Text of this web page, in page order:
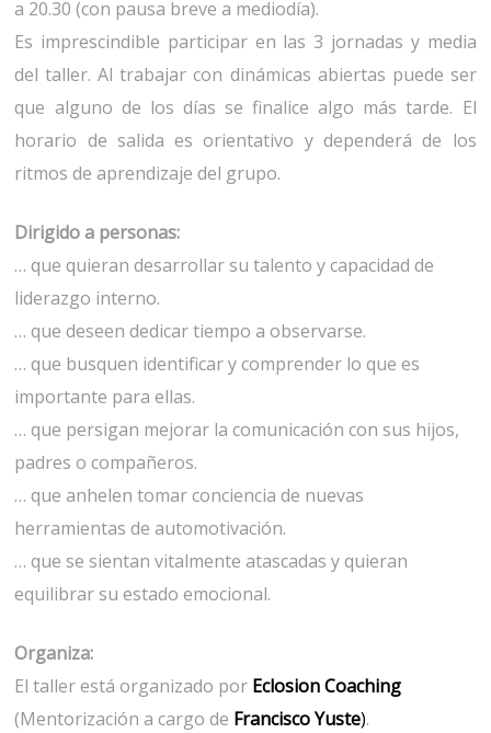
a 20.30 (con pausa breve a mediodía).
Es imprescindible participar en las 3 jornadas y media
del taller. Al trabajar con dinámicas abiertas puede ser
que alguno de los días se finalice algo más tarde. El
horario de salida es orientativo y dependerá de los
ritmos de aprendizaje del grupo.
Dirigido a personas:
… que quieran desarrollar su talento y capacidad de
liderazgo interno.
… que deseen dedicar tiempo a observarse.
… que busquen identificar y comprender lo que es
importante para ellas.
… que persigan mejorar la comunicación con sus hijos,
padres o compañeros.
… que anhelen tomar conciencia de nuevas
herramientas de automotivación.
… que se sientan vitalmente atascadas y quieran
equilibrar su estado emocional.
Organiza:
El taller está organizado por Eclosion Coaching
(Mentorización a cargo de Francisco Yuste).